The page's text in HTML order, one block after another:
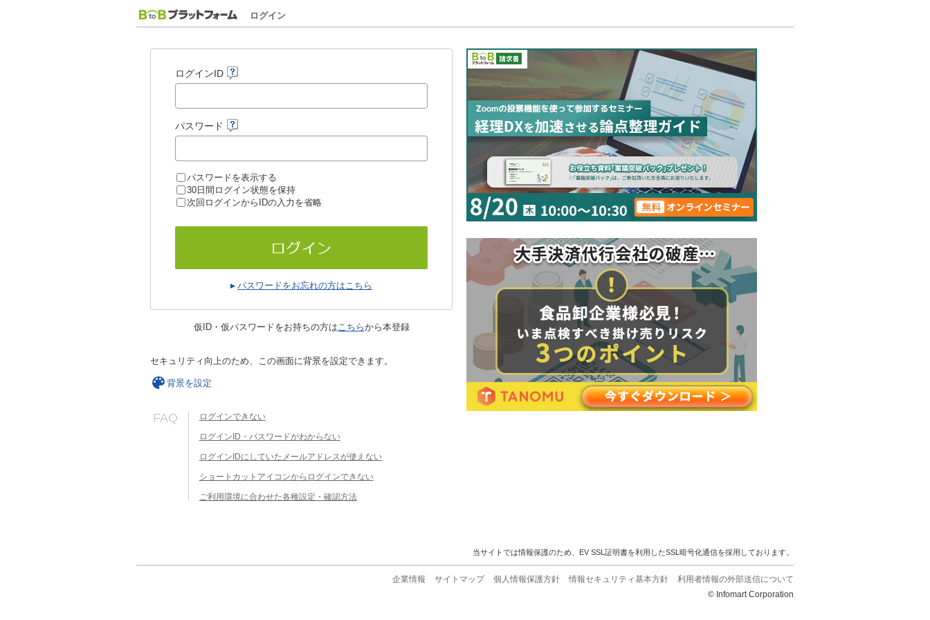
ログイン
ログインID
パスワード
パスワードを表示する
30日間ログイン状態を保持
次回ログインからIDの入力を省略
パスワードをお忘れの方はこちら
仮ID・仮パスワードをお持ちの方はこちらから本登録
セキュリティ向上のため、この画面に背景を設定できます。
背景を設定
FAQ ログインできない
ログインID・パスワードがわからない
ログインIDにしていたメールアドレスが使えない
ショートカットアイコンからログインできない
ご利用環境に合わせた各種設定・確認方法
当サイトでは情報保護のため、EV SSL証明書を利用したSSL暗号化通信を採用しております。
企業情報 サイトマップ 個人情報保護方針 情報セキュリティ基本方針
利用者情報の外部送信について
© Infomart Corporation